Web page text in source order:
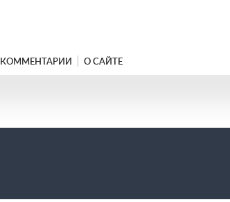
КОММЕНТАРИИ О САЙТЕ